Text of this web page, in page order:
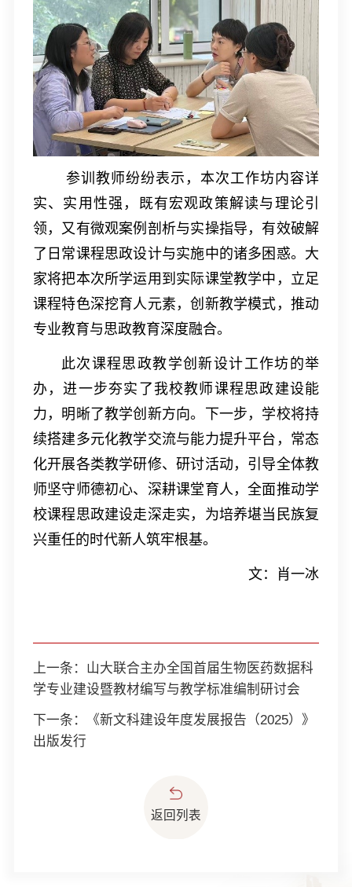
参训教师纷纷表示，本次工作坊内容详
实、实用性强，既有宏观政策解读与理论引
领，又有微观案例剖析与实操指导，有效破解
了日常课程思政设计与实施中的诸多困惑。大
家将把本次所学运用到实际课堂教学中，立足
课程特色深挖育人元素，创新教学模式，推动
专业教育与思政教育深度融合。
此次课程思政教学创新设计工作坊的举
办，进一步夯实了我校教师课程思政建设能
力，明晰了教学创新方向。下一步，学校将持
续搭建多元化教学交流与能力提升平台，常态
化开展各类教学研修、研讨活动，引导全体教
师坚守师德初心、深耕课堂育人，全面推动学
校课程思政建设走深走实，为培养堪当民族复
兴重任的时代新人筑牢根基。
文：肖一冰
上一条： 山大联合主办全国首届生物医药数据科
学专业建设暨教材编写与教学标准编制研讨会
下一条：
《新文科建设年度发展报告（2025）》
出版发行
返回列表